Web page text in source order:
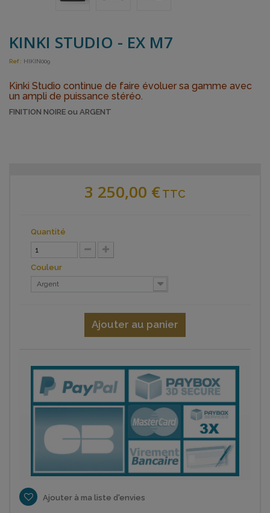
KINKI STUDIO - EX M7
Ref : HIKIN009
Kinki Studio continue de faire évoluer sa gamme avec
un ampli de puissance stéréo.
FINITION NOIRE ou ARGENT
3 250,00 €TTC
Quantité
Couleur
Argent
Ajouter au panier
Ajouter à ma liste d'envies